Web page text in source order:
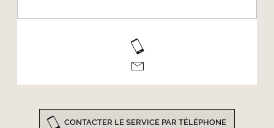
CONTACTER LE SERVICE PAR TÉLÉPHONE